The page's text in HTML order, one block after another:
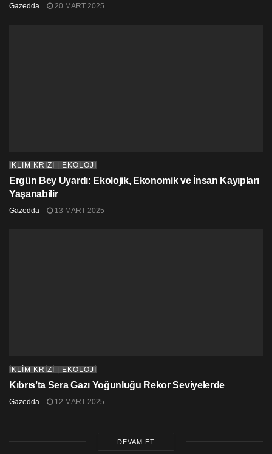
Gazedda 20 MART 2025
İKLİM KRİZİ | EKOLOJİ
Ergün Bey Uyardı: Ekolojik, Ekonomik ve İnsan Kayıpları
Yaşanabilir
Gazedda 13 MART 2025
İKLİM KRİZİ | EKOLOJİ
Kıbrıs’ta Sera Gazı Yoğunluğu Rekor Seviyelerde
Gazedda 12 MART 2025
DEVAM ET